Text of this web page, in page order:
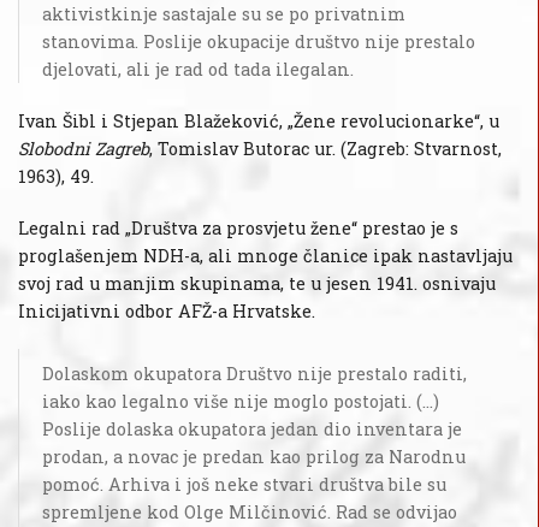
aktivistkinje sastajale su se po privatnim
stanovima. Poslije okupacije društvo nije prestalo
djelovati, ali je rad od tada ilegalan.
Ivan Šibl i Stjepan Blažeković, „Žene revolucionarke“, u
Slobodni Zagreb, Tomislav Butorac ur. (Zagreb: Stvarnost,
1963), 49.
Legalni rad „Društva za prosvjetu žene“ prestao je s
proglašenjem NDH-a, ali mnoge članice ipak nastavljaju
svoj rad u manjim skupinama, te u jesen 1941. osnivaju
Inicijativni odbor AFŽ-a Hrvatske.
Dolaskom okupatora Društvo nije prestalo raditi,
iako kao legalno više nije moglo postojati. (…)
Poslije dolaska okupatora jedan dio inventara je
prodan, a novac je predan kao prilog za Narodnu
pomoć. Arhiva i još neke stvari društva bile su
spremljene kod Olge Milčinović. Rad se odvijao